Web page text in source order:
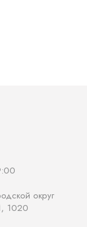
округ
1020